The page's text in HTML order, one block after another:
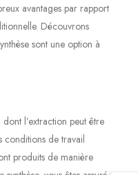
avantages par rapport
Découvrons
sont une option à
l’extraction peut être
conditions de travail
produits de manière